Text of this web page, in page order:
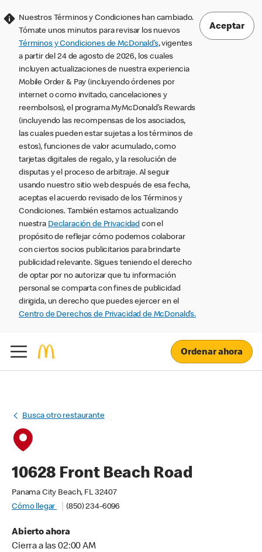
Nuestros Términos y Condiciones han cambiado.
Tómate unos minutos para revisar los nuevos
Términos y Condiciones de McDonald’s, vigentes
a partir del 24 de agosto de 2026, los cuales
incluyen actualizaciones de nuestra experiencia
Mobile Order & Pay (incluyendo órdenes por
internet o como invitado, cancelaciones y
reembolsos), el programa MyMcDonald’s Rewards
(incluyendo las recompensas de los asociados,
las cuales pueden estar sujetas a los términos de
estos), funciones de valor acumulado, como
tarjetas digitales de regalo, y la resolución de
disputas y el proceso de arbitraje. Al seguir
usando nuestro sitio web después de esa fecha,
aceptas el acuerdo revisado de los Términos y
Condiciones. También estamos actualizando
nuestra Declaración de Privacidad con el
propósito de reflejar cómo podemos colaborar
con ciertos socios publicitarios para brindarte
publicidad relevante. Sigues teniendo el derecho
de optar por no autorizar que tu información
personal se comparta con fines de publicidad
dirigida, un derecho que puedes ejercer en el
Centro de Derechos de Privacidad de McDonald’s.
Aceptar
Ordenar ahora
Busca otro restaurante
10628 Front Beach Road
Panama City Beach, FL 32407
Cómo llegar
(850) 234-6096
Abierto ahora
Cierra a las 02:00 AM